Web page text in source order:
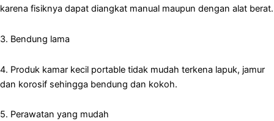
karena fisiknya dapat diangkat manual maupun dengan alat berat.
3. Bendung lama
4. Produk kamar kecil portable tidak mudah terkena lapuk, jamur
dan korosif sehingga bendung dan kokoh.
5. Perawatan yang mudah